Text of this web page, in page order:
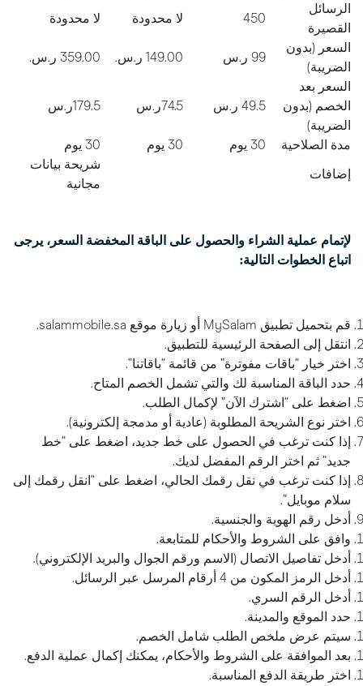
الرسائل
القصيرة
450 لا محدودة
لا محدودة
السعر (بدون
الضريبة)
99 ر.س 149.00 ر.س.‏
359.00 ر.س.‏
السعر بعد
الخصم (بدون
الضريبة)
49.5 ر.س 74.5ر.س 179.5ر.س
مدة الصلاحية 30 يوم 30 يوم
30 يوم
إضافات
شريحة بيانات
مجانية
لإتمام عملية الشراء والحصول على الباقة المخفضة السعر، يرجى
اتباع الخطوات التالية:
قم بتحميل تطبيق MySalam أو زيارة موقع salammobile.sa.
انتقل إلى الصفحة الرئيسية للتطبيق.
اختر خيار “باقات مفوترة” من قائمة “باقاتنا”.
حدد الباقة المناسبة لك والتي تشمل الخصم المتاح.
اضغط على “اشترك الآن” لإكمال الطلب.
اختر نوع الشريحة المطلوبة (عادية أو مدمجة إلكترونية).
إذا كنت ترغب في الحصول على خط جديد، اضغط على “خط
جديد” ثم اختر الرقم المفضل لديك.
إذا كنت ترغب في نقل رقمك الحالي، اضغط على “انقل رقمك إلى
سلام موبايل”.
أدخل رقم الهوية والجنسية.
وافق على الشروط والأحكام للمتابعة.
أدخل تفاصيل الاتصال (الاسم ورقم الجوال والبريد الإلكتروني).
أدخل الرمز المكون من 4 أرقام المرسل عبر الرسائل.
أدخل الرقم السري.
حدد الموقع والمدينة.
سيتم عرض ملخص الطلب شامل الخصم.
بعد الموافقة على الشروط والأحكام، يمكنك إكمال عملية الدفع.
اختر طريقة الدفع المناسبة.